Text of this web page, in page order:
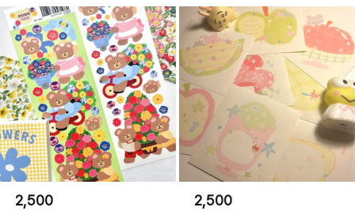
2,500 2,500